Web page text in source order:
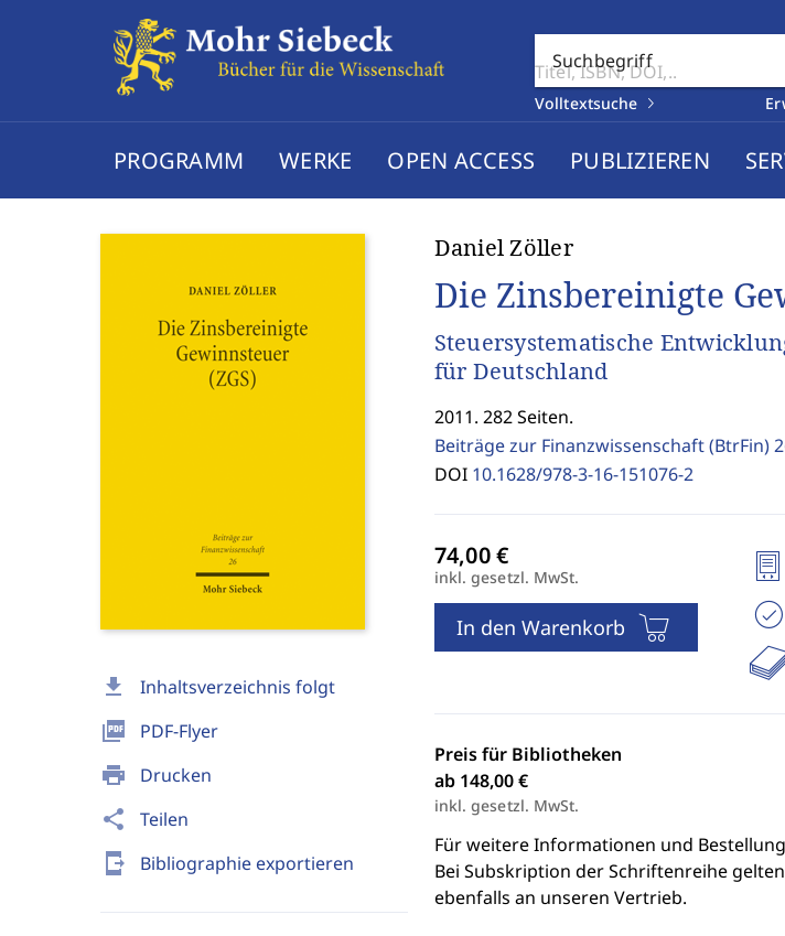
Suchbegriff
Volltextsuche
PROGRAMM WERKE OPEN ACCESS PUBLIZIEREN
download Inhaltsverzeichnis folgt
picture_as_pdf PDF-Flyer
print Drucken
share Teilen
send_to_mobile Bibliographie exportieren
Daniel Zöller
Die Zinsbereinigte
Steuersystematische
für Deutschland
2011. 282 Seiten.
Beiträge zur Finanzwissenschaft (BtrFin)
DOI 10.1628/978-3-16-151076-2
inkl. gesetzl. MwSt.
In den Warenkorb
Preis für Bibliotheken
ab 148,00 €
inkl. gesetzl. MwSt.
Für weitere Informationen und
Bei Subskription der Schriftenreihe
ebenfalls an unseren Vertrieb.